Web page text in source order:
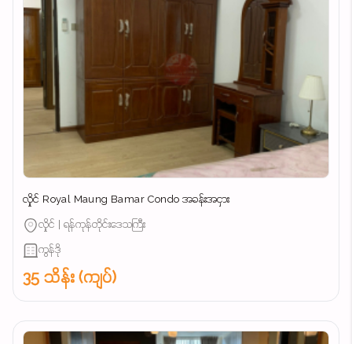
လှိုင် Royal Maung Bamar Condo အခန်းအငှား
လှိုင် | ရန်ကုန်တိုင်းဒေသကြီး
ကွန်ဒို
35 သိန်း (ကျပ်)